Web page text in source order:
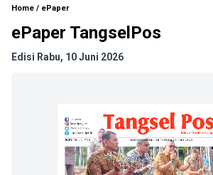
Home / ePaper
ePaper TangselPos
Edisi Rabu, 10 Juni 2026